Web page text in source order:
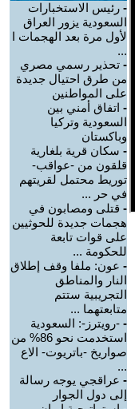
- رئيس الاستخبارات
السعودية يزور العراق
لأول مرة بعد الهجمات ا
...
- تحذير رسمي مصري
من طرق احتيال جديدة
على المواطنين
- اتفاق أمني بين
السعودية وتركيا
وباكستان
- سكان قرية بلغارية
قلقون من -عواقب-
توريط محتمل لقريتهم
في حر ...
- قتلى ومصابون في
هجمات جديدة للحوثيين
على قوات تابعة
للحكومة ...
- عون: ملفا وقف إطلاق
النار والمناطق
التجريبية ستتم
متابعتهما ...
- -رويترز-: السعودية
استخدمت نحو 86% من
صواريخ -باتريوت- الاع
...
- عراقجي يوجه رسالة
إلى دول الجوار